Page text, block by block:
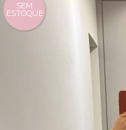
SEM
ESTOQUE